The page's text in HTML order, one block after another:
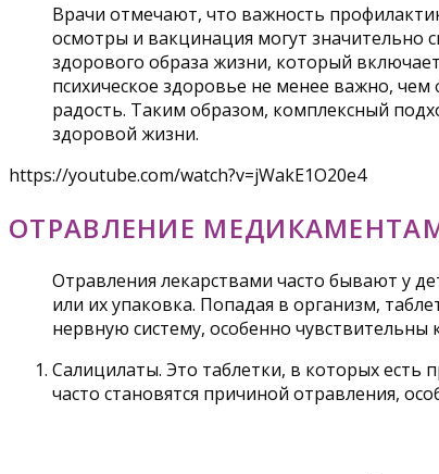
Врачи отмечают, что важность
осмотры и вакцинация могут значительно
здорового образа жизни, который
психическое здоровье не менее важно,
радость. Таким образом, комплексный
здоровой жизни.
https://youtube.com/watch?v=jWakE1O20e4
ОТРАВЛЕНИЕ
Отравления лекарствами часто бывают у
или их упаковка. Попадая в организм,
нервную систему, особенно
Салицилаты. Это таблетки, в которых есть
часто становятся причиной отравления,